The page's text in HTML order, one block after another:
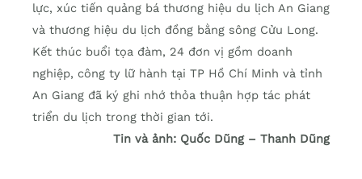
lực, xúc tiến quảng bá thương hiệu du lịch An Giang
và thương hiệu du lịch đồng bằng sông Cửu Long.
Kết thúc buổi tọa đàm, 24 đơn vị gồm doanh
nghiệp, công ty lữ hành tại TP Hồ Chí Minh và tỉnh
An Giang đã ký ghi nhớ thỏa thuận hợp tác phát
triển du lịch trong thời gian tới.
Tin và ảnh: Quốc Dũng – Thanh Dũng